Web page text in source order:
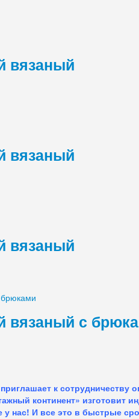
вязаный
вязаный
вязаный
вязаный с
к
континент»
у нас! И все это в быстрые